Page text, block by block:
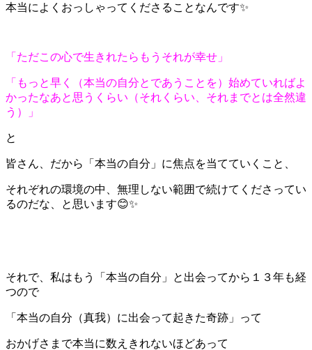
本当によくおっしゃってくださることなんです✨
「ただこの心で生きれたらもうそれが幸せ」
「もっと早く（本当の自分とであうことを）始めていればよ
かったなあと思うくらい（それくらい、それまでとは全然違
う）」
と
皆さん、だから「本当の自分」に焦点を当てていくこと、
それぞれの環境の中、無理しない範囲で続けてくださってい
るのだな、と思います😊✨
それで、私はもう「本当の自分」と出会ってから１３年も経
つので
「本当の自分（真我）に出会って起きた奇跡」って
おかげさまで本当に数えきれないほどあって